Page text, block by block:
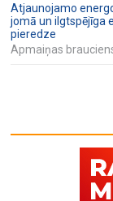
Atjaunojamo
jomā un ilgtspējīga
pieredze
Apmaiņas